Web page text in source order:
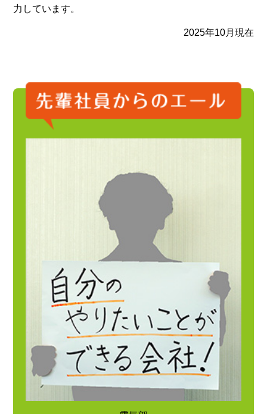
力しています。
2025年10月現在